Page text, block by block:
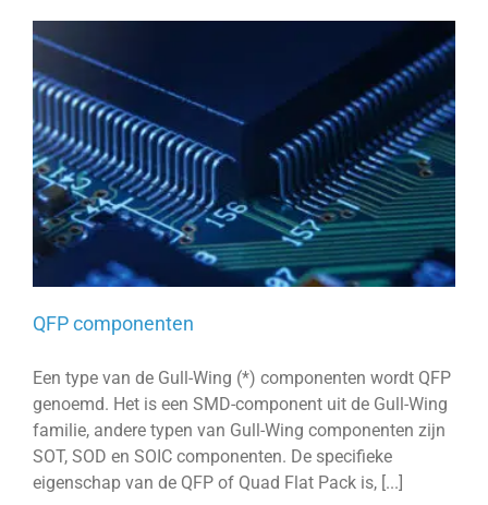
QFP componenten
Een type van de Gull-Wing (*) componenten wordt QFP
genoemd. Het is een SMD-component uit de Gull-Wing
familie, andere typen van Gull-Wing componenten zijn
SOT, SOD en SOIC componenten. De specifieke
eigenschap van de QFP of Quad Flat Pack is, [...]